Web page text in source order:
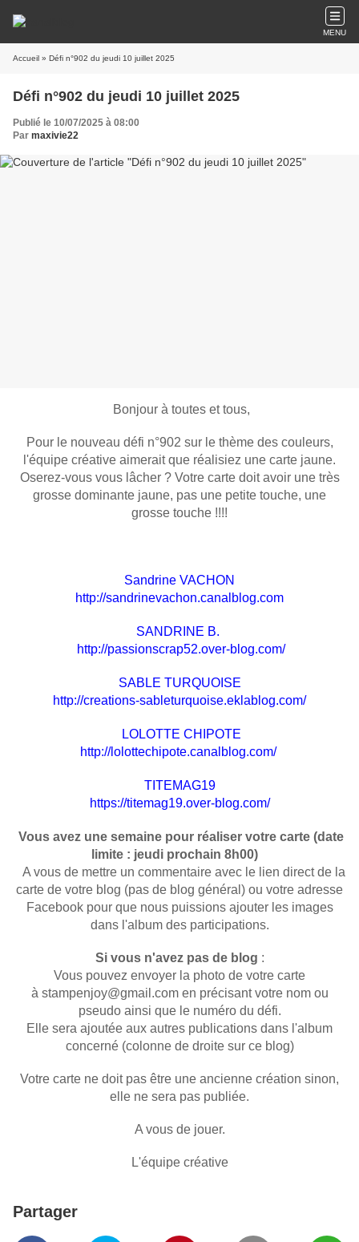
MENU
Accueil » Défi n°902 du jeudi 10 juillet 2025
Défi n°902 du jeudi 10 juillet 2025
Publié le 10/07/2025 à 08:00
Par maxivie22
Bonjour à toutes et tous,
Pour le nouveau défi n°902 sur le thème des couleurs,
l'équipe créative aimerait que réalisiez une carte jaune.
Oserez-vous vous lâcher ? Votre carte doit avoir une très
grosse dominante jaune, pas une petite touche, une
grosse touche !!!!
Sandrine VACHON
http://sandrinevachon.canalblog.com
SANDRINE B.
http://passionscrap52.over-blog.com/
SABLE TURQUOISE
http://creations-sableturquoise.eklablog.com/
LOLOTTE CHIPOTE
http://lolottechipote.canalblog.com/
TITEMAG19
https://titemag19.over-blog.com/
Vous avez une semaine pour réaliser votre carte (date
limite : jeudi prochain 8h00)
A vous de mettre un commentaire avec le lien direct de la
carte de votre blog (pas de blog général) ou votre adresse
Facebook pour que nous puissions ajouter les images
dans l'album des participations.
Si vous n'avez pas de blog :
Vous pouvez envoyer la photo de votre carte
à stampenjoy@gmail.com en précisant votre nom ou
pseudo ainsi que le numéro du défi.
Elle sera ajoutée aux autres publications dans l'album
concerné (colonne de droite sur ce blog)
Votre carte ne doit pas être une ancienne création sinon,
elle ne sera pas publiée.
A vous de jouer.
L'équipe créative
Partager